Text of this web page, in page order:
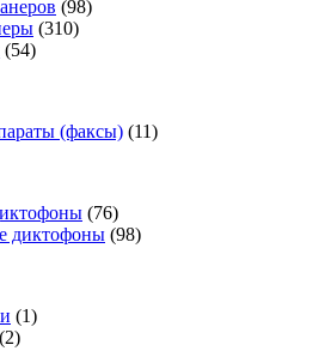
(98)
(310)
(54)
(факсы) (11)
(76)
диктофоны (98)
(1)
(2)